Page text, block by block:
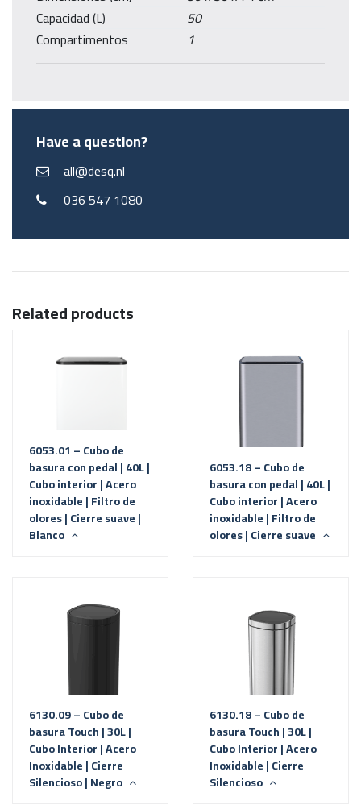
Capacidad (L)
50
Compartimentos
1
Have a question?
all@desq.nl
036 547 1080
Related products
6053.01 – Cubo de
basura con pedal | 40L |
Cubo interior | Acero
inoxidable | Filtro de
olores | Cierre suave |
Blanco
6053.18 – Cubo de
basura con pedal | 40L |
Cubo interior | Acero
inoxidable | Filtro de
olores | Cierre suave
6130.09 – Cubo de
basura Touch | 30L |
Cubo Interior | Acero
Inoxidable | Cierre
Silencioso | Negro
6130.18 – Cubo de
basura Touch | 30L |
Cubo Interior | Acero
Inoxidable | Cierre
Silencioso